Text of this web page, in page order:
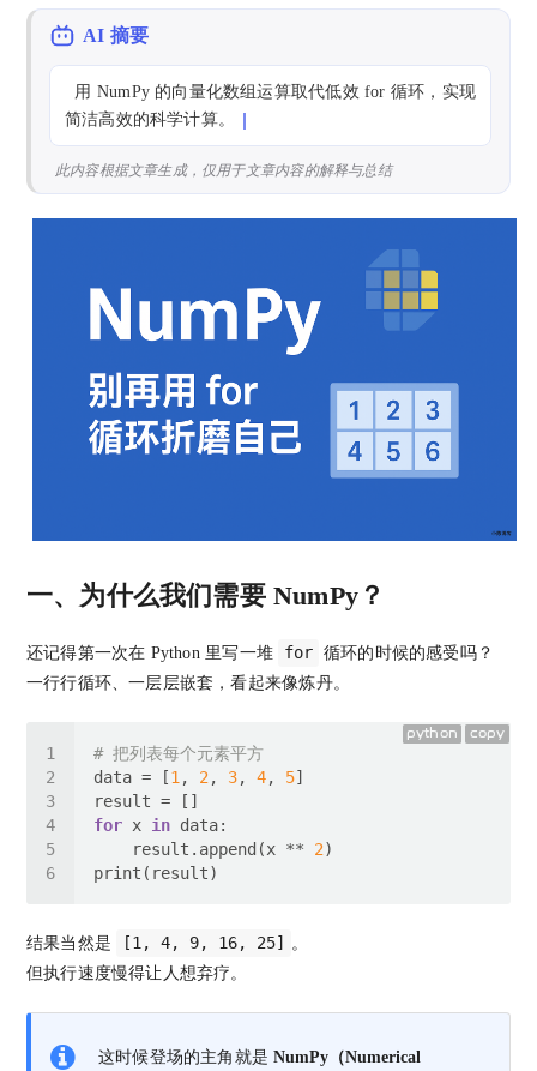
AI 摘要
简洁高效的科学计算。
此内容根据文章生成，仅用于文章内容的解释与总结
一、为什么我们需要 NumPy？
还记得第一次在 Python 里写一堆 for
循环的时候的感受吗？
一行行循环、一层层嵌套，看起来像炼丹。
python copy
# 把列表每个元素平方
data = [1, 2, 3, 4, 5
for x in
    result.append(x **
2
结果当然是 [1, 4, 9, 16, 25]
。
但执行速度慢得让人想弃疗。
这时候登场的主角就是NumPy（Numerical